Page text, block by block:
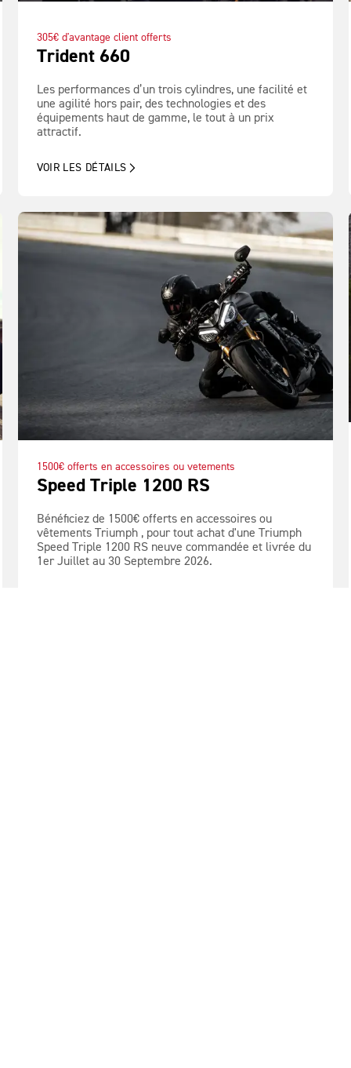
305€ d'avantage client offerts
Trident 660
Les performances d’un trois cylindres, une facilité et
une agilité hors pair, des technologies et des
équipements haut de gamme, le tout à un prix
attractif.
VOIR LES DÉTAILS
1500€ offerts en accessoires ou vetements
Speed Triple 1200 RS
Bénéficiez de 1500€ offerts en accessoires ou
vêtements Triumph , pour tout achat d'une Triumph
Speed Triple 1200 RS neuve commandée et livrée du
1er Juillet au 30 Septembre 2026.